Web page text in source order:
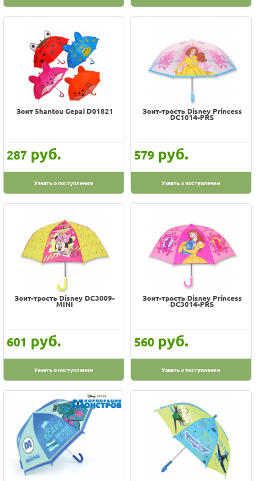
Зонт Shantou Gepai D01821
287 руб.
Узнать о поступлении
Зонт-трость Disney Princess
DC1014-PRS
579 руб.
Узнать о поступлении
Зонт-трость Disney DC3009-
MINI
601 руб.
Узнать о поступлении
Зонт-трость Disney Princess
DC3014-PRS
560 руб.
Узнать о поступлении